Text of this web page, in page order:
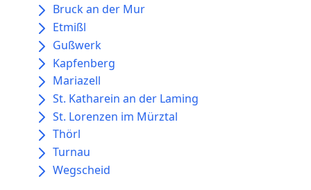
Bruck an der Mur
Etmißl
Gußwerk
Kapfenberg
Mariazell
St. Katharein an der Laming
St. Lorenzen im Mürztal
Thörl
Turnau
Wegscheid